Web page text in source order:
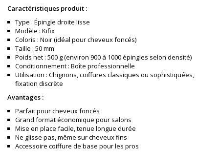
Caractéristiques produit :
Type : Épingle droite lisse
Modèle : Kifix
Coloris : Noir (idéal pour cheveux foncés)
Taille : 50 mm
Poids net : 500 g (environ 900 à 1000 épingles selon densité)
Conditionnement : Boîte professionnelle
Utilisation : Chignons, coiffures classiques ou sophistiquées,
fixation discrète
Avantages :
Parfait pour cheveux foncés
Grand format économique pour salons
Mise en place facile, tenue longue durée
Ne glisse pas, même sur cheveux fins
Accessoire coiffure de base pour les pros